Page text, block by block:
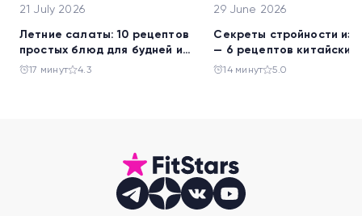
21 July 2026
Летние салаты: 10 рецептов
простых блюд для будней и
праздника
17 минут 4.3
29 June 2026
Секреты стройности из
— 6 рецептов китайских
салатов
14 минут 5.0